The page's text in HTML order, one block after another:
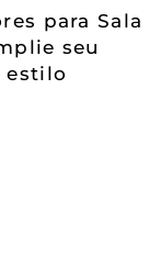
para Sala
seu
estilo